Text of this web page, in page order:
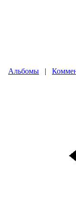
Альбомы |